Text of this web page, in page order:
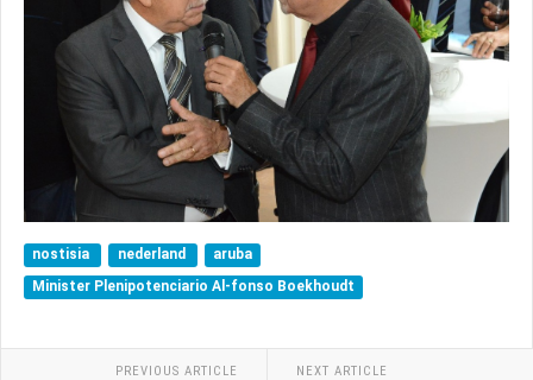
nostisia nederland
aruba
Minister Plenipotenciario Al-fonso Boekhoudt
PREVIOUS ARTICLE NEXT ARTICLE